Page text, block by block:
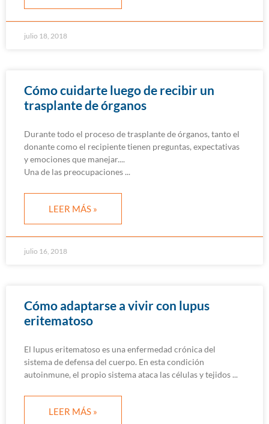
julio 18, 2018
Cómo cuidarte luego de recibir un
trasplante de órganos
Durante todo el proceso de trasplante de órganos, tanto el
donante como el recipiente tienen preguntas, expectativas
y emociones que manejar.
Una de las preocupaciones
LEER MÁS »
julio 16, 2018
Cómo adaptarse a vivir con lupus
eritematoso
El lupus eritematoso es una enfermedad crónica del
sistema de defensa del cuerpo. En esta condición
autoinmune, el propio sistema ataca las células y tejidos
LEER MÁS »